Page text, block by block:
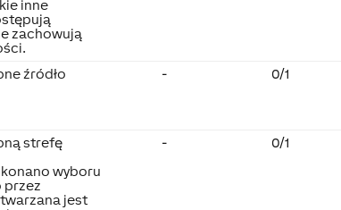
inne
zachowują
źródło - 0/1
strefę
wyboru
przez
jest
- 0/1